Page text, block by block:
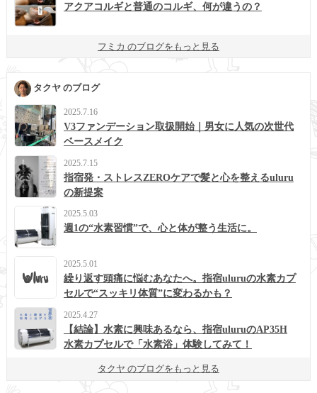
アクアコルギと普通のコルギ、何が違うの？
フミカ のブログをもっと見る
タクヤ のブログ
2025.7.16
V3ファンデーション取扱開始｜男女に人気の次世代
ベースメイク
2025.7.15
指宿発・ストレスZEROケアで髪と心を整えるuluru
の新提案
2025.5.03
週1の“水素習慣”で、心と体が整う生活に。
2025.5.01
繰り返す頭痛に悩むあなたへ。指宿uluruの水素カプ
セルで“スッキリ体質”に変わるかも？
2025.4.27
【結論】水素に興味あるなら、指宿uluruのAP35H
水素カプセルで「水素浴」体験してみて！
タクヤ のブログをもっと見る